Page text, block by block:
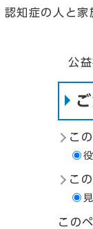
認知症の人と家
公益社
こ
こ
この